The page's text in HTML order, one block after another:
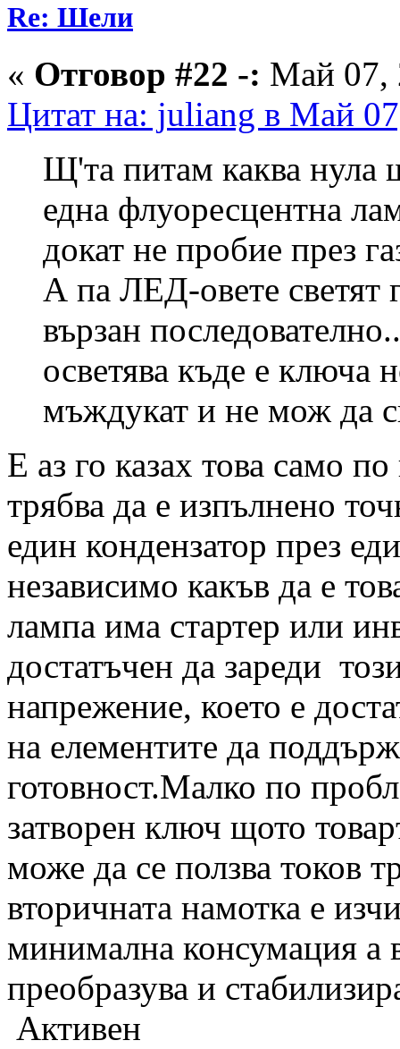
Re: Шели
« Отговор #22 -: Май 07,
Цитат на: juliang в Май
Щ'та питам каква нула
една флуоресцентна
докат не пробие през
А па ЛЕД-овете светят
вързан
осветява къде е ключа
мъждукат и не мож да
Е аз го казах това само
трябва да е изпълнено
един кондензатор през
независимо какъв да е
лампа има стартер или
достатъчен да зареди
напрежение, което е
на елементите да
готовност.Малко по
затворен ключ щото
може да се ползва токов
вторичната намотка е
минимална консумация а
преобразува и
Активен